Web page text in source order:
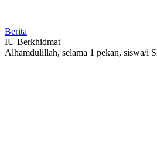
Berita
IU Berkhidmat
Alhamdulillah, selama 1 pekan, siswa/i